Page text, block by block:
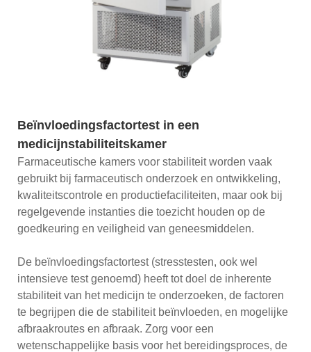
Beïnvloedingsfactortest in een
medicijnstabiliteitskamer
Farmaceutische kamers voor stabiliteit worden vaak
gebruikt bij farmaceutisch onderzoek en ontwikkeling,
kwaliteitscontrole en productiefaciliteiten, maar ook bij
regelgevende instanties die toezicht houden op de
goedkeuring en veiligheid van geneesmiddelen.
De beïnvloedingsfactortest (stresstesten, ook wel
intensieve test genoemd) heeft tot doel de inherente
stabiliteit van het medicijn te onderzoeken, de factoren
te begrijpen die de stabiliteit beïnvloeden, en mogelijke
afbraakroutes en afbraak. Zorg voor een
wetenschappelijke basis voor het bereidingsproces, de